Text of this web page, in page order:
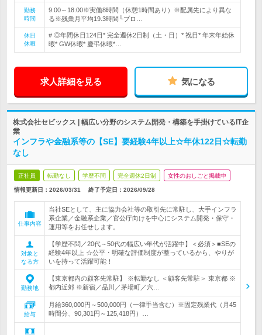
勤務
時間
9:00～18:00※実働8時間（休憩1時間あり）※配属先により異な
る※残業月平均19.3時間└プロ…
休日
休暇
# ◎年間休日124日* 完全週休2日制（土・日）* 祝日* 年末年始休
暇* GW休暇* 慶弔休暇*…
求人詳細を見る 気になる
株式会社セビックス | 幅広い分野のシステム開発・構築を手掛けているIT企
業
インフラや金融系等の【SE】要経験4年以上☆年休122日☆転勤
なし
正社員 転勤なし 学歴不問 完全週休2日制 女性のおしごと掲載中
情報更新日：2026/03/31 終了予定日： 2026/09/28
仕事内容
当社SEとして、主に協力会社等の取引先に常駐し、大手インフラ
系企業／金融系企業／官公庁向けを中心にシステム開発・保守・
運用等をお任せします。
対象と
なる方
【学歴不問／20代～50代の幅広い年代が活躍中】＜必須＞■SEの
経験4年以上 ☆公平・明確な評価制度が整っているから、やりが
いを持って活躍可能！
勤務地
【東京都内の顧客先常駐】 ※転勤なし ＜顧客先常駐＞ 東京都 ※
都内近郊 ※新宿／品川／茅場町／六…
給与
月給360,000円～500,000円（一律手当含む）※固定残業代（月45
時間分、90,301円～125,418円）…